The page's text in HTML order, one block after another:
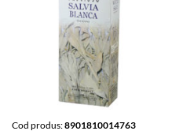
Cod produs:8901810014763